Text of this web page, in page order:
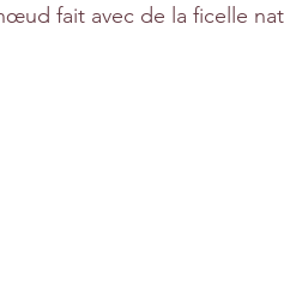
fait avec de la ficelle